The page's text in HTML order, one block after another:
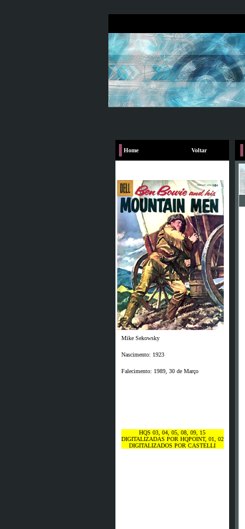
Home Voltar
Mike Sekowsky
Nascimento: 1923
Falecimento: 1989, 30 de Março
HQS 03, 04, 05, 08, 09, 15
DIGITALIZADAS POR HQPOINT, 01, 02
DIGITALIZADOS POR CASTELLI